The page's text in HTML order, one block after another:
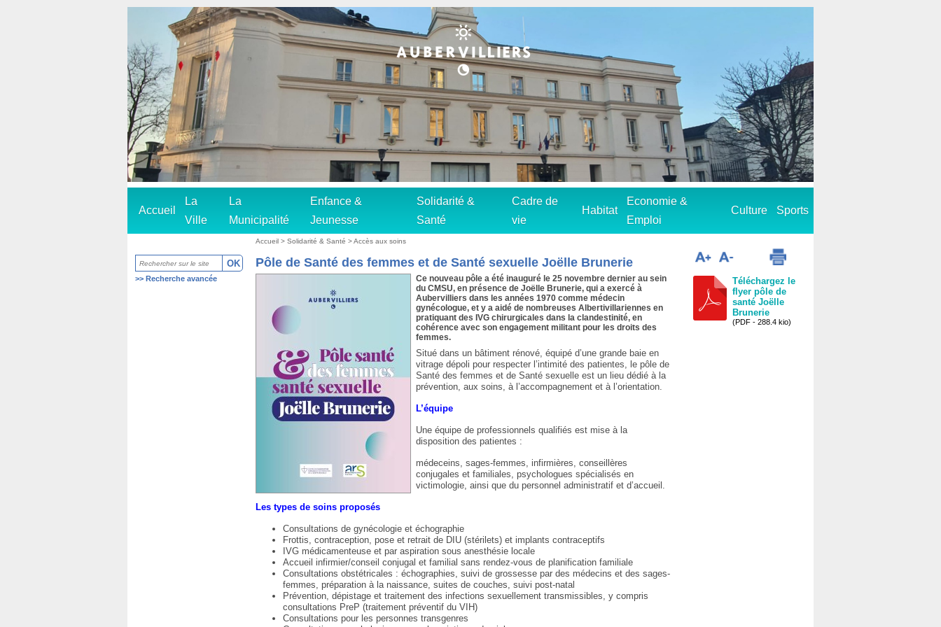
Accueil
La
Ville
La
Municipalité
Enfance &
Jeunesse
Solidarité &
Santé
Cadre de
vie
Habitat
Economie &
Emploi
Culture Sports
>> Recherche avancée
Accueil >Solidarité & Santé>Accès aux soins
Pôle de Santé des femmes et de Santé sexuelle Joëlle Brunerie
Ce nouveau pôle a été inauguré le 25 novembre dernier au sein
du CMSU, en présence de Joëlle Brunerie, qui a exercé à
Aubervilliers dans les années 1970 comme médecin
gynécologue, et y a aidé de nombreuses Albertivillariennes en
pratiquant des IVG chirurgicales dans la clandestinité, en
cohérence avec son engagement militant pour les droits des
femmes.
Situé dans un bâtiment rénové, équipé d’une grande baie en
vitrage dépoli pour respecter l’intimité des patientes, le pôle de
Santé des femmes et de Santé sexuelle est un lieu dédié à la
prévention, aux soins, à l’accompagnement et à l’orientation.
L’équipe
Une équipe de professionnels qualifiés est mise à la
disposition des patientes :
médeceins, sages-femmes, infirmières, conseillères
conjugales et familiales, psychologues spécialisés en
victimologie, ainsi que du personnel administratif et d’accueil.
Les types de soins proposés
Consultations de gynécologie et échographie
Frottis, contraception, pose et retrait de DIU (stérilets) et implants contraceptifs
IVG médicamenteuse et par aspiration sous anesthésie locale
Accueil infirmier/conseil conjugal et familial sans rendez-vous de planification familiale
Consultations obstétricales : échographies, suivi de grossesse par des médecins et des sages-
femmes, préparation à la naissance, suites de couches, suivi post-natal
Prévention, dépistage et traitement des infections sexuellement transmissibles, y compris
consultations PreP (traitement préventif du VIH)
Consultations pour les personnes transgenres
Téléchargez le
flyer pôle de
santé Joëlle
Brunerie
(PDF - 288.4 kio)